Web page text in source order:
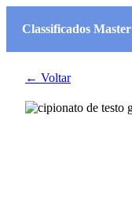
Classificados Master
← Voltar